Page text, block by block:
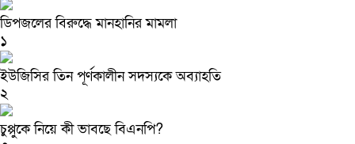
ডিপজলের বিরুদ্ধে মানহানির মামলা
১
ইউজিসির তিন পূর্ণকালীন সদস্যকে অব্যাহতি
২
চুপ্পুকে নিয়ে কী ভাবছে বিএনপি?